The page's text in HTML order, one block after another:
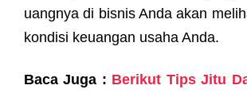
uangnya di bisnis Anda akan
kondisi keuangan usaha Anda.
Baca Juga : Berikut Tips Jitu